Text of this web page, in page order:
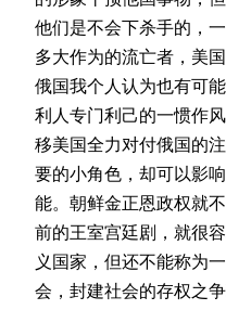
他们是不会下杀手的，
多大作为的流亡者，美
俄国我个人认为也有可
利人专门利己的一惯作
移美国全力对付俄国的
要的小角色，却可以影
能。朝鲜金正恩政权就
前的王室宫廷剧，就很
义国家，但还不能称为
会，封建社会的存权之